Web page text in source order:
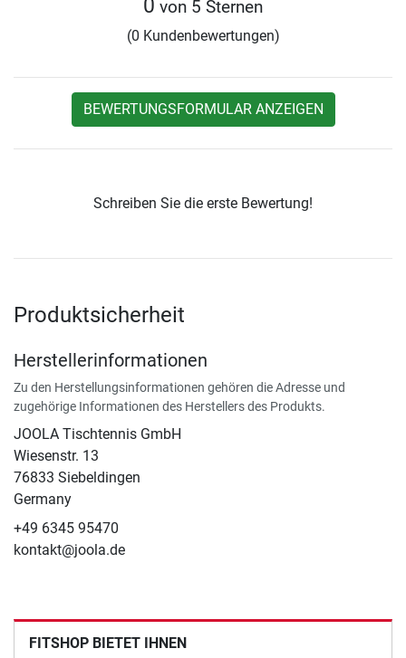
0 von 5 Sternen
(0 Kundenbewertungen)
BEWERTUNGSFORMULAR ANZEIGEN
Schreiben Sie die erste Bewertung!
Produktsicherheit
Herstellerinformationen
Zu den Herstellungsinformationen gehören die Adresse und
zugehörige Informationen des Herstellers des Produkts.
JOOLA Tischtennis GmbH
Wiesenstr. 13
76833 Siebeldingen
Germany
+49 6345 95470
kontakt@joola.de
FITSHOP BIETET IHNEN